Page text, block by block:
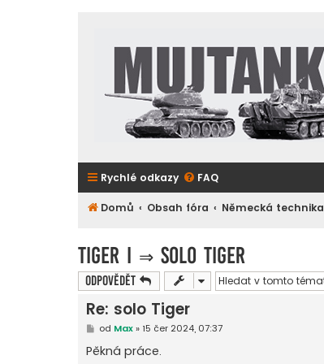
Rychlé odkazy FAQ
Domů Obsah fóra Německá technika
Tiger I ⇒ solo Tiger
Odpovědět
Re: solo Tiger
P
í
s
od Max» 15 čer 2024, 07:37
Pěkná práce.